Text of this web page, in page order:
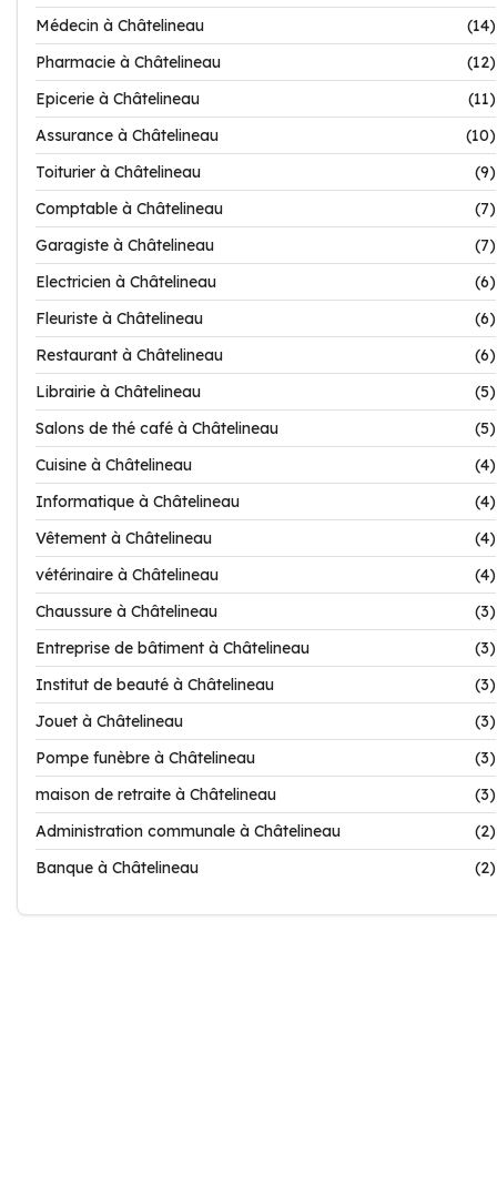
Médecin à Châtelineau
(14)
Pharmacie à Châtelineau
(12)
Epicerie à Châtelineau
(11)
Assurance à Châtelineau
(10)
Toiturier à Châtelineau
(9)
Comptable à Châtelineau
(7)
Garagiste à Châtelineau
(7)
Electricien à Châtelineau
(6)
Fleuriste à Châtelineau
(6)
Restaurant à Châtelineau
(6)
Librairie à Châtelineau
(5)
Salons de thé café à Châtelineau
(5)
Cuisine à Châtelineau
(4)
Informatique à Châtelineau
(4)
Vêtement à Châtelineau
(4)
vétérinaire à Châtelineau
(4)
Chaussure à Châtelineau
(3)
Entreprise de bâtiment à Châtelineau
(3)
Institut de beauté à Châtelineau
(3)
Jouet à Châtelineau
(3)
Pompe funèbre à Châtelineau
(3)
maison de retraite à Châtelineau
(3)
Administration communale à Châtelineau
(2)
Banque à Châtelineau
(2)